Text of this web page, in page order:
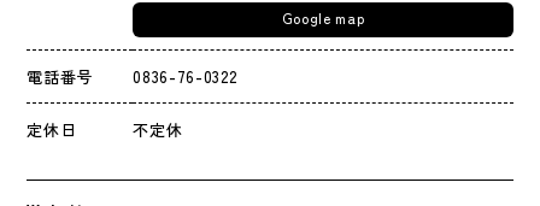
Google map
電話番号 0836-76-0322
定休日 不定休